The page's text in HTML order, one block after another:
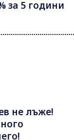
за 5 години
не лъже!